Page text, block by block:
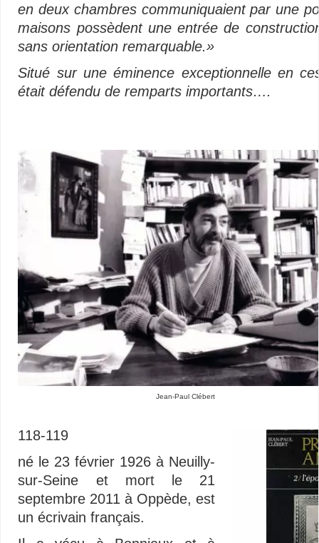
en deux chambres communiquaient par une
maisons possèdent une entrée de
sans orientation remarquable.»
Situé sur une éminence exceptionnelle en
était défendu de remparts importants….
Jean-Paul Clébert
118-119
né le 23 février 1926 à Neuilly-
sur-Seine et mort le 21
septembre 2011 à Oppède, est
un écrivain français.